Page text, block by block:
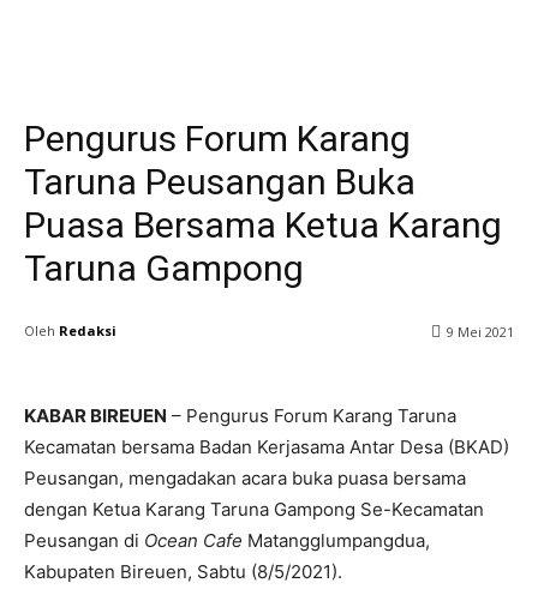
Pengurus Forum Karang
Taruna Peusangan Buka
Puasa Bersama Ketua Karang
Taruna Gampong
Oleh Redaksi 9 Mei 2021
KABAR BIREUEN – Pengurus Forum Karang Taruna
Kecamatan bersama Badan Kerjasama Antar Desa (BKAD)
Peusangan, mengadakan acara buka puasa bersama
dengan Ketua Karang Taruna Gampong Se-Kecamatan
Peusangan di Ocean Cafe Matangglumpangdua,
Kabupaten Bireuen, Sabtu (8/5/2021).